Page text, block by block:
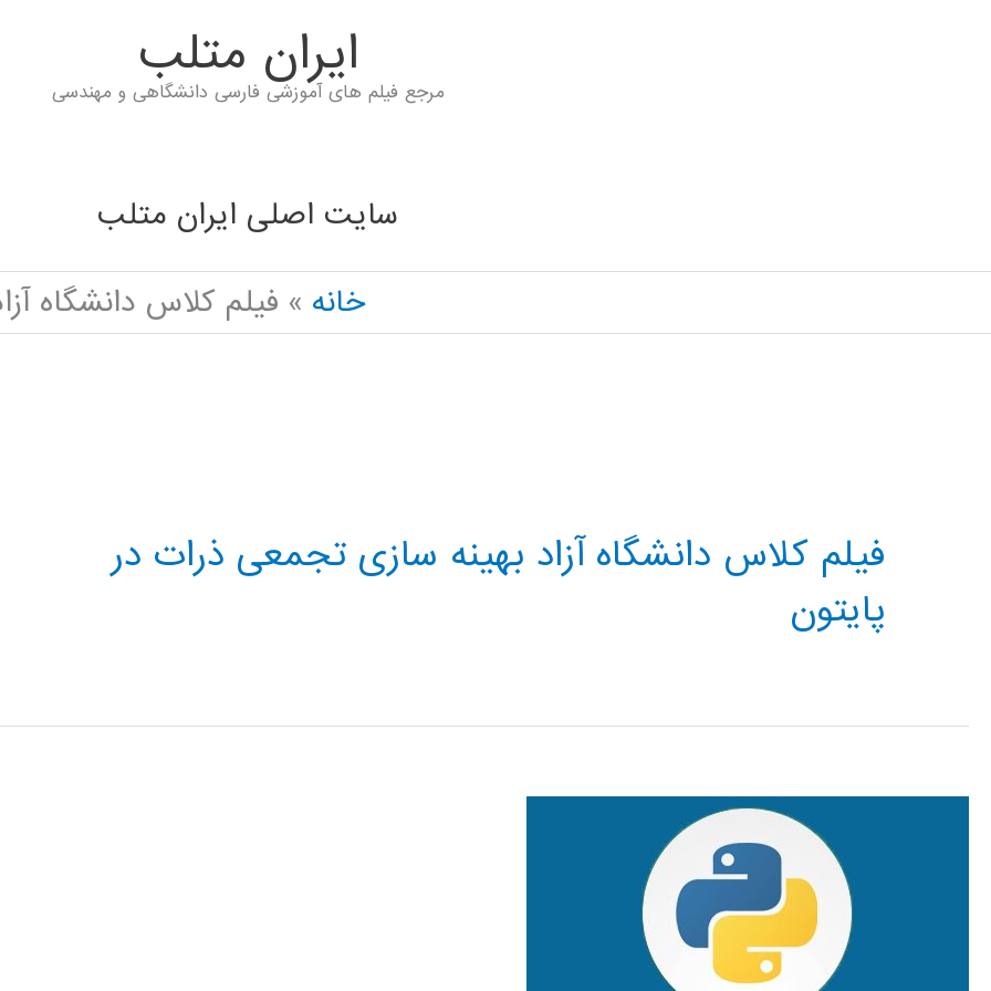
ايران متلب
مرجع فیلم های آموزشی فارسی دانشگاهی و مهندسی
سایت اصلی ایران متلب
خانه
فیلم کلاس دانشگاه
فیلم کلاس دانشگاه آزاد بهینه سازی تجمعی ذرات در
پایتون